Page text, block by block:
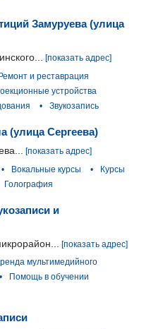
Замуруева (улица
[показать адрес]
и реставрация
устройства
• Звукозапись
(улица Сергеева)
[показать адрес]
• Вокальные курсы •
Курсы
Голография
и
[показать адрес]
мультимедийного
•
Помощь в обучении